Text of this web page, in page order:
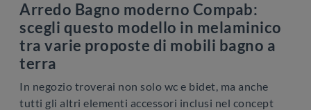
Arredo Bagno moderno Compab:
scegli questo modello in melaminico
tra varie proposte di mobili bagno a
terra
In negozio troverai non solo wc e bidet, ma anche
tutti gli altri elementi accessori inclusi nel concept